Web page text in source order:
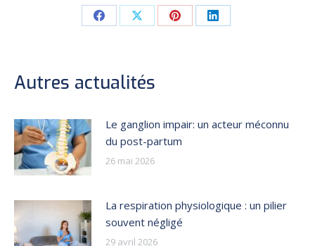
Share Share Share Share
Autres actualités
Le ganglion impair: un acteur méconnu
du post-partum
26 mai 2026
La respiration physiologique : un pilier
souvent négligé
29 avril 2026